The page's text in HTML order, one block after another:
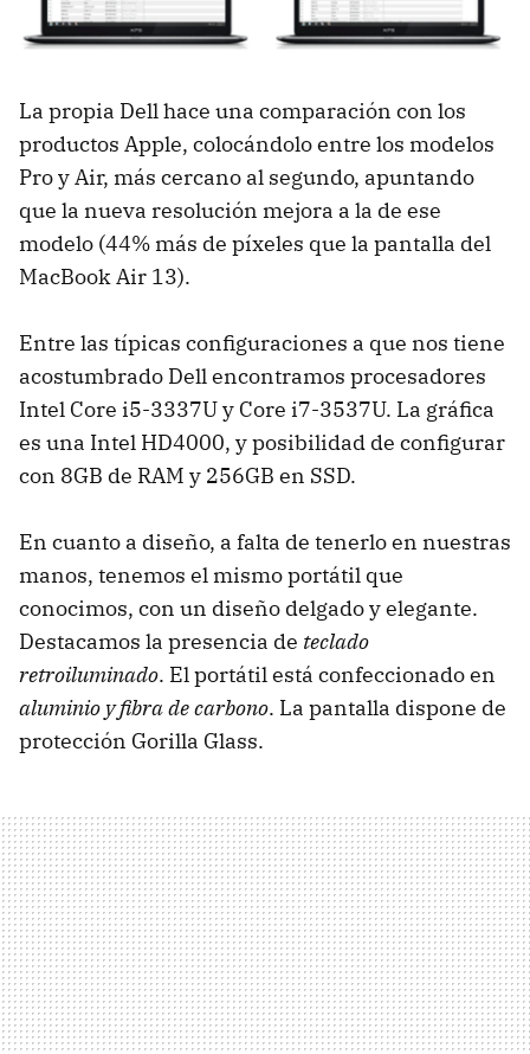
La propia Dell hace una comparación con los
productos Apple, colocándolo entre los modelos
Pro y Air, más cercano al segundo, apuntando
que la nueva resolución mejora a la de ese
modelo (44% más de píxeles que la pantalla del
MacBook Air 13).
Entre las típicas configuraciones a que nos tiene
acostumbrado Dell encontramos procesadores
Intel Core i5-3337U y Core i7-3537U. La gráfica
es una Intel HD4000, y posibilidad de configurar
con 8GB de RAM y 256GB en SSD.
En cuanto a diseño, a falta de tenerlo en nuestras
manos, tenemos el mismo portátil que
conocimos, con un diseño delgado y elegante.
Destacamos la presencia de teclado
retroiluminado. El portátil está confeccionado en
aluminio y fibra de carbono. La pantalla dispone de
protección Gorilla Glass.